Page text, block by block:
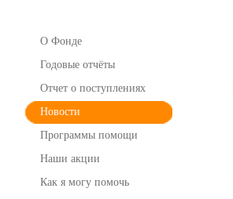
О Фонде
Годовые отчёты
Отчет о поступлениях
Новости
Программы помощи
Наши акции
Как я могу помочь